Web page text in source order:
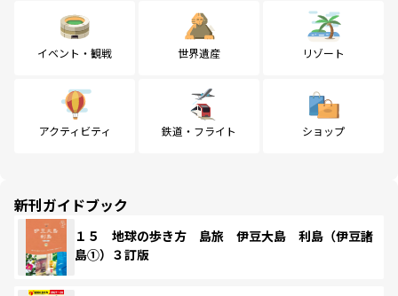
イベント・観戦 世界遺産 リゾート
アクティビティ 鉄道・フライト ショップ
新刊ガイドブック
１５ 地球の歩き方 島旅 伊豆大島 利島（伊豆諸
島①）３訂版